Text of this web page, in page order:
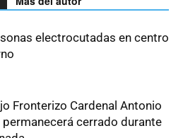
electrocutadas en centro
Fronterizo Cardenal Antonio
permanecerá cerrado durante